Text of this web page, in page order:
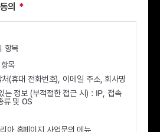
의
항목
목
(휴대 전화번호), 이메일 주소, 회사명
는 정보 (부적절한 접근 시) : IP, 접속
류 및 OS
아 홈페이지 사업문의 메뉴